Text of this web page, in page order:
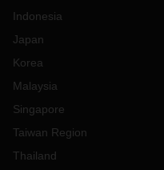
Indonesia
Japan
Korea
Malaysia
Singapore
Taiwan Region
Thailand